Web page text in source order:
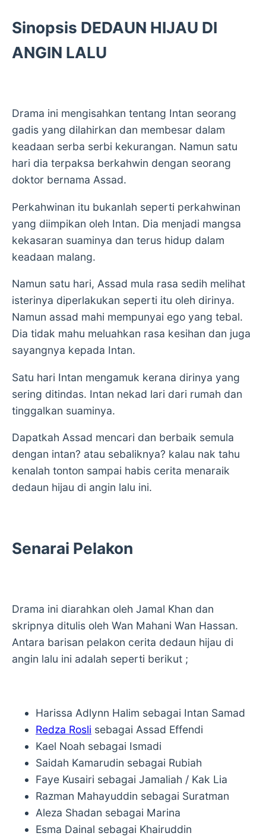
Sinopsis DEDAUN HIJAU DI
ANGIN LALU
Drama ini mengisahkan tentang Intan seorang
gadis yang dilahirkan dan membesar dalam
keadaan serba serbi kekurangan. Namun satu
hari dia terpaksa berkahwin dengan seorang
doktor bernama Assad.
Perkahwinan itu bukanlah seperti perkahwinan
yang diimpikan oleh Intan. Dia menjadi mangsa
kekasaran suaminya dan terus hidup dalam
keadaan malang.
Namun satu hari, Assad mula rasa sedih melihat
isterinya diperlakukan seperti itu oleh dirinya.
Namun assad mahi mempunyai ego yang tebal.
Dia tidak mahu meluahkan rasa kesihan dan juga
sayangnya kepada Intan.
Satu hari Intan mengamuk kerana dirinya yang
sering ditindas. Intan nekad lari dari rumah dan
tinggalkan suaminya.
Dapatkah Assad mencari dan berbaik semula
dengan intan? atau sebaliknya? kalau nak tahu
kenalah tonton sampai habis cerita menaraik
dedaun hijau di angin lalu ini.
Senarai Pelakon
Drama ini diarahkan oleh Jamal Khan dan
skripnya ditulis oleh Wan Mahani Wan Hassan.
Antara barisan pelakon cerita dedaun hijau di
angin lalu ini adalah seperti berikut ;
Harissa Adlynn Halim sebagai Intan Samad
Redza Rosli sebagai Assad Effendi
Kael Noah sebagai Ismadi
Saidah Kamarudin sebagai Rubiah
Faye Kusairi sebagai Jamaliah / Kak Lia
Razman Mahayuddin sebagai Suratman
Aleza Shadan sebagai Marina
Esma Dainal sebagai Khairuddin